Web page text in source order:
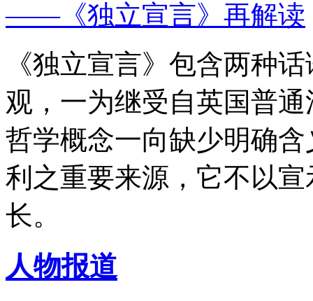
——《独立宣言》再解读
《独立宣言》包含两种
观，一为继受自英国普
哲学概念一向缺少明确
利之重要来源，它不以
长。
人物报道